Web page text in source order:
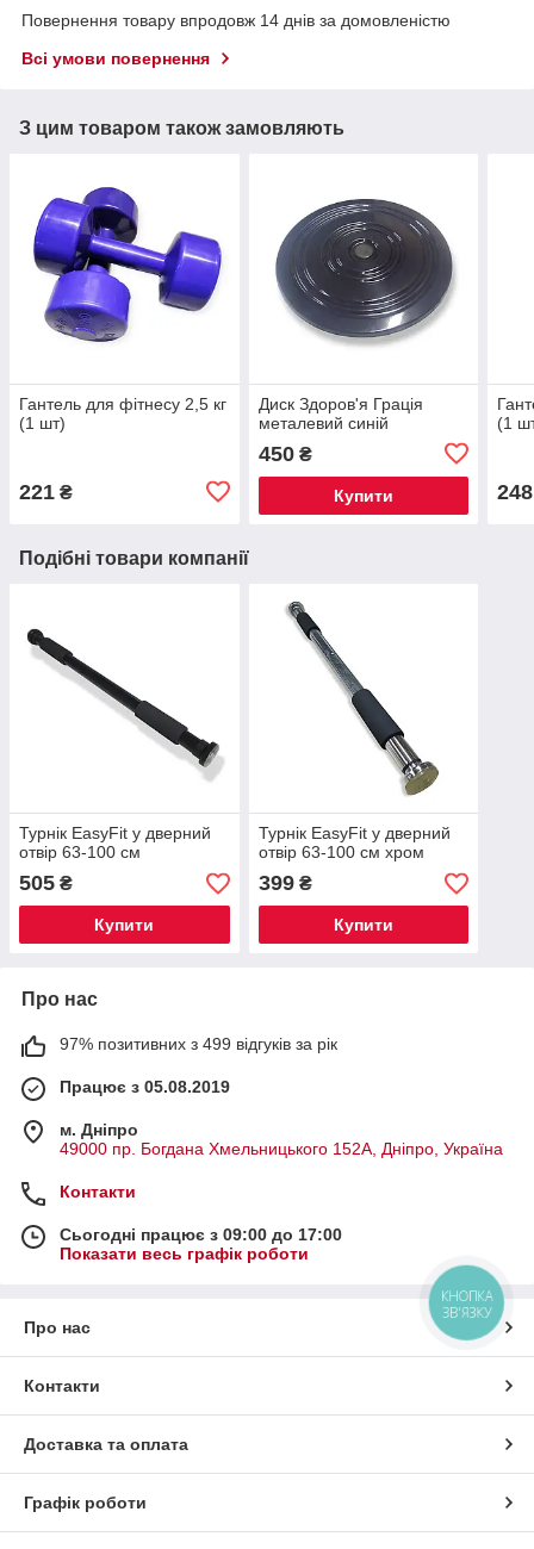
Повернення товару впродовж 14 днів за домовленістю
Всі умови повернення
З цим товаром також замовляють
Гантель для фітнесу 2,5 кг
(1 шт)
221 ₴
Диск Здоров'я Грація
металевий синій
450₴
Купити
(1
248
Подібні товари компанії
Турнік EasyFit у дверний
отвір 63-100 см
505 ₴
Купити
Турнік EasyFit у дверний
отвір 63-100 см хром
399₴
Купити
Про нас
97% позитивних з 499 відгуків за рік
Працює з 05.08.2019
м. Дніпро
49000 пр. Богдана Хмельницького 152А, Дніпро, Україна
Контакти
Сьогодні працює з 09:00 до 17:00
Показати весь графік роботи
Про нас
Контакти
Доставка та оплата
Графік роботи
КНОПКА
ЗВ'ЯЗКУ